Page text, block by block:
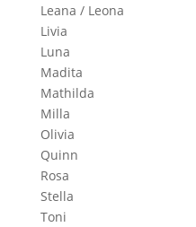
Leana / Leona
Livia
Luna
Madita
Mathilda
Milla
Olivia
Quinn
Rosa
Stella
Toni